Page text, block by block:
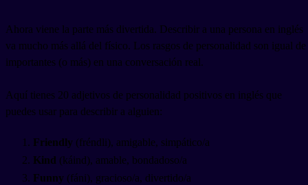
Ahora viene la parte más divertida. Describir a una persona en inglés
va mucho más allá del físico. Los rasgos de personalidad son igual de
importantes (o más) en una conversación real.
Aquí tienes 20 adjetivos de personalidad positivos en inglés que
puedes usar para describir a alguien:
Friendly (fréndli), amigable, simpático/a
Kind (káind), amable, bondadoso/a
Funny (fáni), gracioso/a, divertido/a